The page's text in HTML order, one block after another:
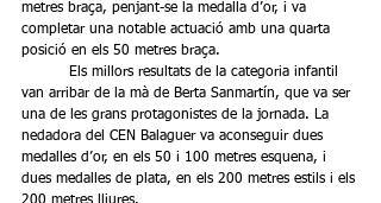
metres braça, penjant-se la medalla d’or, i va
completar una notable actuació amb una quarta
posició en els 50 metres braça.
van arribar de la mà de Berta Sanmartín, que va ser
una de les grans protagonistes de la jornada. La
nedadora del CEN Balaguer va aconseguir dues
medalles d’or, en els 50 i 100 metres esquena, i
dues medalles de plata, en els 200 metres estils i els